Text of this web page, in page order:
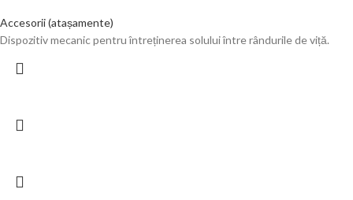
Accesorii (atașamente)
Dispozitiv mecanic pentru întreținerea solului între rândurile de viță.